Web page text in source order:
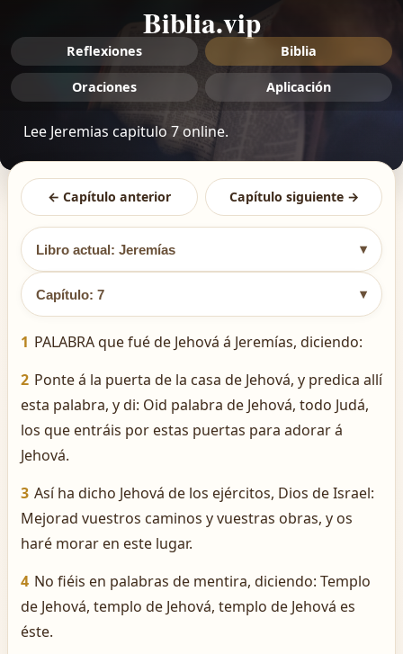
Biblia.vip
Reflexiones Biblia
Oraciones Aplicación
Lee Jeremias capitulo 7 online.
← Capítulo anterior Capítulo siguiente →
Libro actual: Jeremías ▾
Capítulo: 7 ▾
1 PALABRA que fué de Jehová á Jeremías, diciendo:
2 Ponte á la puerta de la casa de Jehová, y predica allí
esta palabra, y di: Oid palabra de Jehová, todo Judá,
los que entráis por estas puertas para adorar á
Jehová.
3 Así ha dicho Jehová de los ejércitos, Dios de Israel:
Mejorad vuestros caminos y vuestras obras, y os
haré morar en este lugar.
4 No fiéis en palabras de mentira, diciendo: Templo
de Jehová, templo de Jehová, templo de Jehová es
éste.